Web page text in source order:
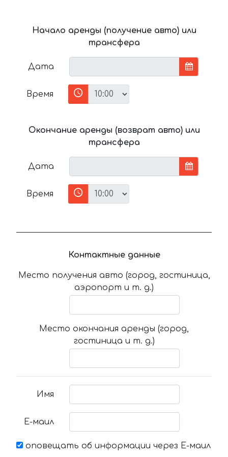
Начало аренды (получение авто) или
трансфера
Дата
Время
Окончание аренды (возврат авто) или
трансфера
Дата
Время
Контактные данные
Место получения авто (город, гостиница,
аэропорт и т. д.)
Место окончания аренды (город,
гостиница и т. д.)
Имя
Е-маил
оповещать об информации через Е-маил